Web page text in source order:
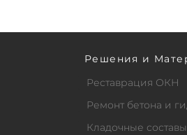
Решения и
Реставрация ОКН
Ремонт бетона и
Кладочные